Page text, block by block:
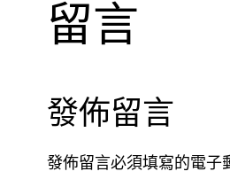
留言
發佈留言
發佈留言必須填寫的電子